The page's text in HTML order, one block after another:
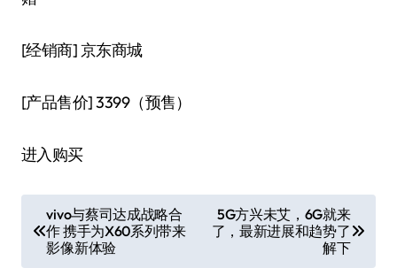
[经销商]京东商城
[产品售价]3399（预售）
进入购买
章
vivo与蔡司达成战略合
作 携手为X60系列带来
影像新体验
5G方兴未艾，6G就来
了，最新进展和趋势了
解下